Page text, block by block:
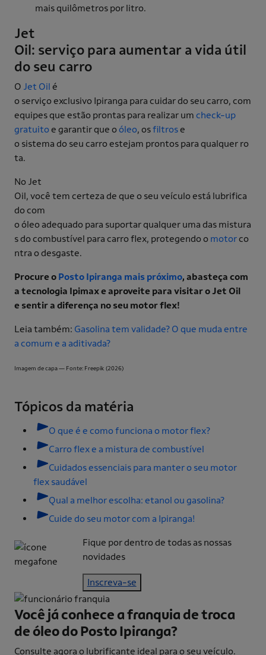
mais quilômetros por litro.
Jet
Oil: serviço para aumentar a vida útil
do seu carro
O Jet Oil é
o serviço exclusivo Ipiranga para cuidar do seu carro, com
equipes que estão prontas para realizar um check-up
gratuitoe garantir que oóleo, osfiltrose
o sistema do seu carro estejam prontos para qualquer ro
ta.
No Jet
Oil, você tem certeza de que o seu veículo está lubrifica
do com
o óleo adequado para suportar qualquer uma das mistura
s do combustível para carro flex, protegendo o motorco
ntra o desgaste.
Procure o Posto Ipiranga mais próximo, abasteça com
a tecnologia Ipimax e aproveite para visitar o Jet Oil
e sentir a diferença no seu motor flex!
Leia também: Gasolina tem validade? O que muda entre
a comum e a aditivada?
Imagem de capa — Fonte: Freepik (2026)
Tópicos da matéria
O que é e como funciona o motor flex?
Carro flex e a mistura de combustível
Cuidados essenciais para manter o seu motor
flex saudável
Qual a melhor escolha: etanol ou gasolina?
Cuide do seu motor com a Ipiranga!
Fique por dentro de todas as nossas
novidades
Inscreva-se
Você já conhece a franquia detroca
de óleo do Posto Ipiranga?
Consulte agora o lubrificante ideal para o seu veículo.